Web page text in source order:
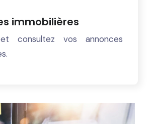
immobilières
consultez vos annonces